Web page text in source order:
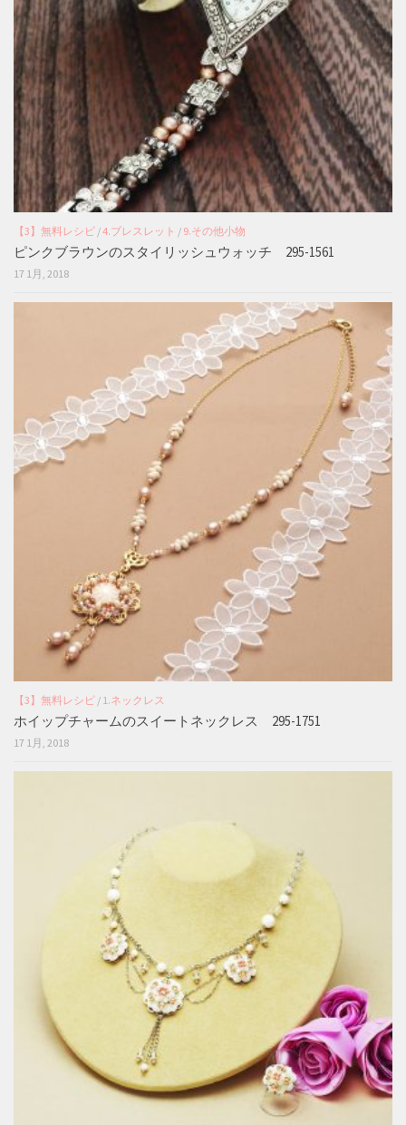
【3】無料レシピ /4.ブレスレット / 9.その他小物
ピンクブラウンのスタイリッシュウォッチ 295-1561
17 1月, 2018
【3】無料レシピ / 1.ネックレス
ホイップチャームのスイートネックレス 295-1751
17 1月, 2018